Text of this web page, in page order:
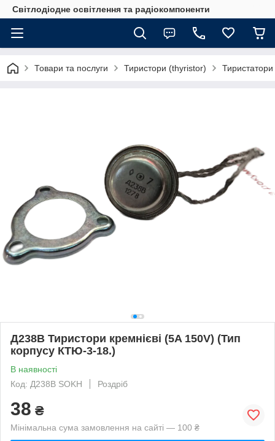
Світлодіодне освітлення та радіокомпоненти
Товари та послуги Тиристори (thyristor) Тиристатори
Д238В Тиристори кремнієві (5A 150V) (Тип
корпусу КТЮ-3-18.)
В наявності
Код: Д238В SOKH
Роздріб
38 ₴
Мінімальна сума замовлення на сайті — 100 ₴